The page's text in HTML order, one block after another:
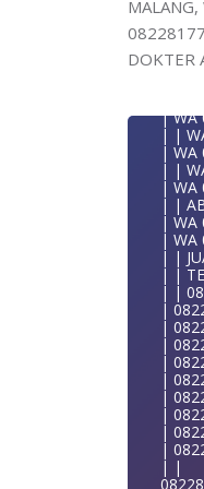
DOKTER
| WA
|
|
| WA
| WA
| |
| WA
| |
| WA
| |
| WA
| WA
| |
| |
| |
|
|
|
|
|
|
|
|
|
| |
WA
WA
WA
WA
WA
WA
| WA
| WA
082-
| WA
WA
|
WA
|
| WA
| WA
| WA
WA
| WA
| WA